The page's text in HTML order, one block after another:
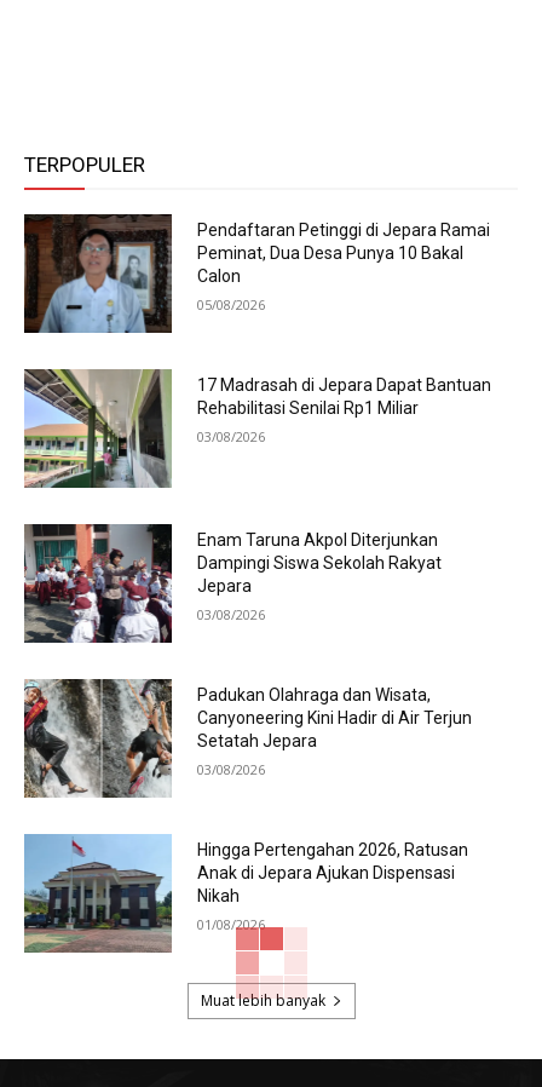
TERPOPULER
Pendaftaran Petinggi di Jepara Ramai
Peminat, Dua Desa Punya 10 Bakal
Calon
05/08/2026
17 Madrasah di Jepara Dapat Bantuan
Rehabilitasi Senilai Rp1 Miliar
03/08/2026
Enam Taruna Akpol Diterjunkan
Dampingi Siswa Sekolah Rakyat
Jepara
03/08/2026
Padukan Olahraga dan Wisata,
Canyoneering Kini Hadir di Air Terjun
Setatah Jepara
03/08/2026
Hingga Pertengahan 2026, Ratusan
Anak di Jepara Ajukan Dispensasi
Nikah
01/08/2026
Muat lebih banyak